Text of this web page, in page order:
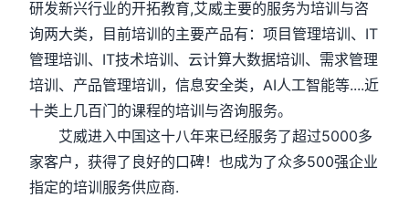
研发新兴行业的开拓教育,艾威主要的服务为培训与咨
询两大类，目前培训的主要产品有：项目管理培训、IT
管理培训、IT技术培训、云计算大数据培训、需求管理
培训、产品管理培训，信息安全类，AI人工智能等....近
十类上几百门的课程的培训与咨询服务。
艾威进入中国这十八年来已经服务了超过5000多
家客户，获得了良好的口碑！也成为了众多500强企业
指定的培训服务供应商.